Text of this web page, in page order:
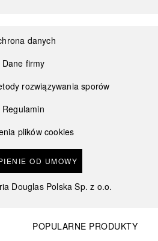
danych
Dane firmy
rozwiązywania sporów
Regulamin
plików cookies
OD UMOWY
Douglas Polska Sp. z o.o.
POPULARNE PRODUKTY